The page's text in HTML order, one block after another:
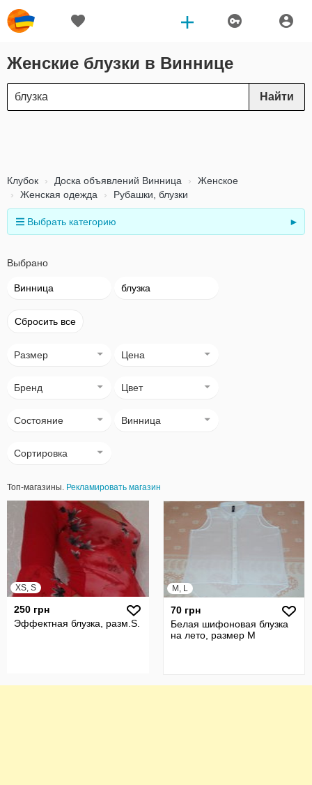
Женские блузки в Виннице
Найти
Клубок Доска объявлений Винница
Женское
Женская одежда
Рубашки, блузки
Выбрать категорию ►
Выбрано
Винница блузка
Сбросить все
Размер Цена
Бренд Цвет
Состояние Винница
Сортировка
Топ-магазины. Рекламировать магазин
XS, S
250 грн
Эффектная блузка, разм.S.
M, L
70 грн
Белая шифоновая блузка
на лето, размер М